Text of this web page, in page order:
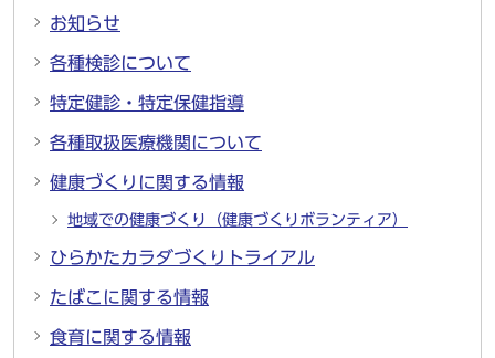
お知らせ
各種検診について
特定健診・特定保健指導
各種取扱医療機関について
健康づくりに関する情報
地域での健康づくり（健康づくりボランティア）
ひらかたカラダづくりトライアル
たばこに関する情報
食育に関する情報